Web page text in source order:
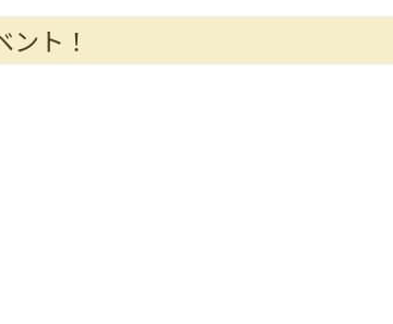
ト！